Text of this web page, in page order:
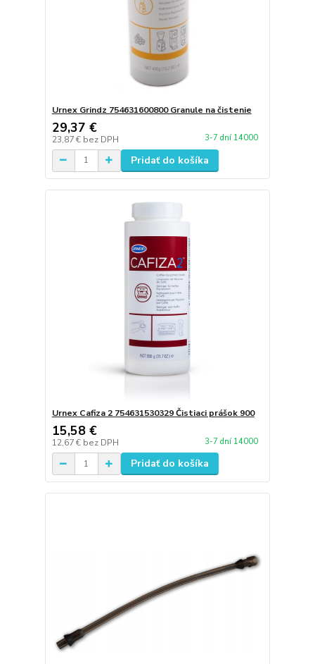
Urnex Grindz 754631600800 Granule na čistenie
29,37 €
23,87 € bez DPH 3-7 dní 14000
Pridať do košíka
Urnex Cafiza 2 754631530329 Čistiaci prášok 900
15,58 €
12,67 € bez DPH 3-7 dní 14000
Pridať do košíka